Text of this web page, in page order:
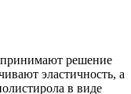
решение
эластичность, а
в виде